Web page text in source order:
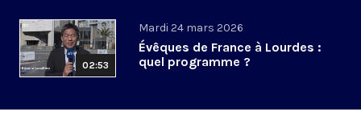
02:53
Mardi 24 mars 2026
Évêques de France à Lourdes :
quel programme ?